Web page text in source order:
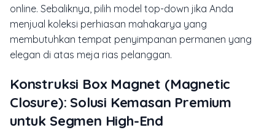
online. Sebaliknya, pilih model top-down jika Anda
menjual koleksi perhiasan mahakarya yang
membutuhkan tempat penyimpanan permanen yang
elegan di atas meja rias pelanggan.
Konstruksi Box Magnet (Magnetic
Closure): Solusi Kemasan Premium
untuk Segmen High-End